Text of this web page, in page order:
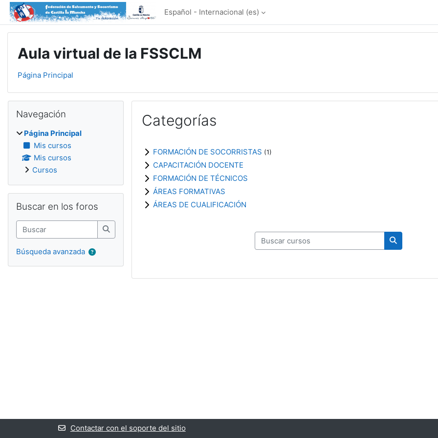
Salta al contenido principal
Español - Internacional ‎(es)‎
Aula virtual de la FSSCLM
Página Principal
Categorías
FORMACIÓN DE SOCORRISTAS (1)
CAPACITACIÓN DOCENTE
FORMACIÓN DE TÉCNICOS
ÁREAS FORMATIVAS
ÁREAS DE CUALIFICACIÓN
Buscar cursos
Buscar cursos
Bloques
Navegación
Página Principal
Mis cursos
Mis cursos
Cursos
Buscar en los foros
Buscar
Buscar
Búsqueda avanzada
Contactar con el soporte del sitio